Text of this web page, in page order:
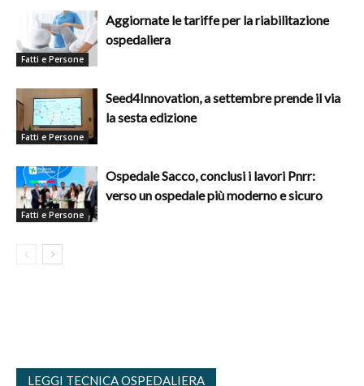
Fatti e Persone
Aggiornate le tariffe per la riabilitazione
ospedaliera
Fatti e Persone
Seed4Innovation, a settembre prende il via
la sesta edizione
Fatti e Persone
Ospedale Sacco, conclusi i lavori Pnrr:
verso un ospedale più moderno e sicuro
LEGGI TECNICA OSPEDALIERA